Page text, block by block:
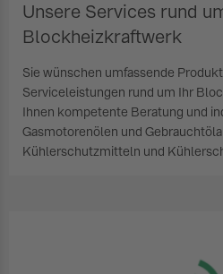
Unsere Services rund
Blockheizkraftwerk
Sie wünschen umfassende
Serviceleistungen rund um Ihr
Ihnen kompetente Beratung und
Gasmotorenölen und
Kühlerschutzmitteln und